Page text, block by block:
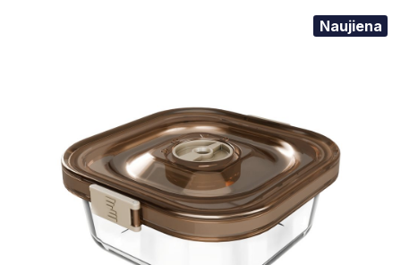
Naujiena